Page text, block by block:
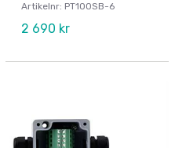
Artikelnr: PT100SB-6
2 690 kr